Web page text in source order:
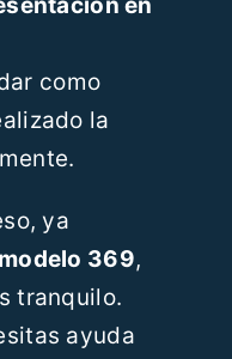
como
la
ya
modelo 369,
tranquilo.
ayuda